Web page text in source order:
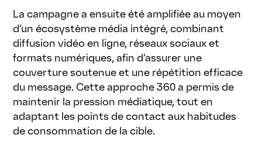
La campagne a ensuite été amplifiée au moyen
d’un écosystème média intégré, combinant
diffusion vidéo en ligne, réseaux sociaux et
formats numériques, afin d’assurer une
couverture soutenue et une répétition efficace
du message. Cette approche 360 a permis de
maintenir la pression médiatique, tout en
adaptant les points de contact aux habitudes
de consommation de la cible.